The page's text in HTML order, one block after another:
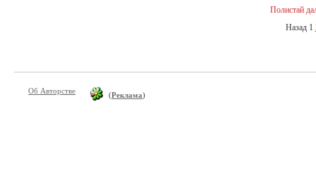
Полистай
Назад 1
Об Авторстве (Реклама)